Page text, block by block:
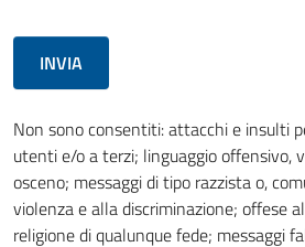
Non sono consentiti: attacchi e insulti
utenti e/o a terzi; linguaggio offensivo,
osceno; messaggi di tipo razzista o,
violenza e alla discriminazione; offese
religione di qualunque fede; messaggi